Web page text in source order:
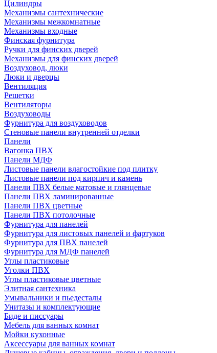
Цилиндры
Механизмы сантехнические
Механизмы межкомнатные
Механизмы входные
Финская фурнитура
Ручки для финских дверей
Механизмы для финских дверей
Воздуховод, люки
Люки и дверцы
Вентиляция
Решетки
Вентиляторы
Воздуховоды
Фурнитура для воздуховодов
Стеновые панели внутренней отделки
Панели
Вагонка ПВХ
Панели МДФ
Листовые панели влагостойкие под плитку
Листовые панели под кирпич и камень
Панели ПВХ белые матовые и глянцевые
Панели ПВХ ламинированные
Панели ПВХ цветные
Панели ПВХ потолочные
Фурнитура для панелей
Фурнитура для листовых панелей и фартуков
Фурнитура для ПВХ панелей
Фурнитура для МДФ панелей
Углы пластиковые
Уголки ПВХ
Углы пластиковые цветные
Элитная сантехника
Умывальники и пьедесталы
Унитазы и комплектующие
Биде и писсуары
Мебель для ванных комнат
Мойки кухонные
Аксессуары для ванных комнат